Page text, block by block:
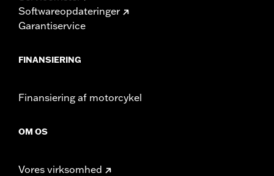
Softwareopdateringer
Garantiservice
FINANSIERING
Finansiering af motorcykel
OM OS
Vores virksomhed